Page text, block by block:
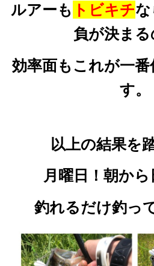
ルアーも トビキチ
負が決まる
効率面もこれが一
す。
以上の結果を
月曜日！朝から
釣れるだけ釣っ